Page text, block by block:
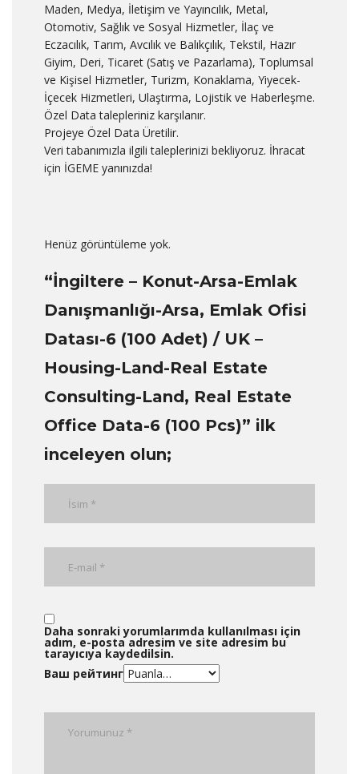
Maden, Medya, İletişim ve Yayıncılık, Metal,
Otomotiv, Sağlık ve Sosyal Hizmetler, İlaç ve
Eczacılık, Tarım, Avcılık ve Balıkçılık, Tekstil, Hazır
Giyim, Deri, Ticaret (Satış ve Pazarlama), Toplumsal
ve Kişisel Hizmetler, Turizm, Konaklama, Yiyecek-
İçecek Hizmetleri, Ulaştırma, Lojistik ve Haberleşme.
Özel Data talepleriniz karşılanır.
Projeye Özel Data Üretilir.
Veri tabanımızla ilgili taleplerinizi bekliyoruz. İhracat
için İGEME yanınızda!
Henüz görüntüleme yok.
“İngiltere – Konut-Arsa-Emlak
Danışmanlığı-Arsa, Emlak Ofisi
Datası-6 (100 Adet) / UK –
Housing-Land-Real Estate
Consulting-Land, Real Estate
Office Data-6 (100 Pcs)” ilk
inceleyen olun;
Daha sonraki yorumlarımda kullanılması için
adım, e-posta adresim ve site adresim bu
tarayıcıya kaydedilsin.
Ваш рейтинг